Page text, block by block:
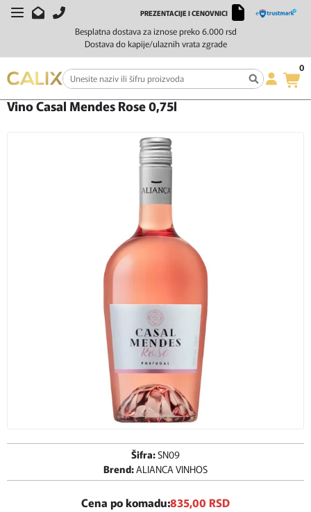
Besplatna dostava za iznose preko 6.000 rsd
Dostava do kapije/ulaznih vrata zgrade
PREZENTACIJE I CENOVNICI
0
Početna Vino Rose vino Vino Casal Mendes Rose 0,75l
Vino Casal Mendes Rose 0,75l
Šifra:SN09
Brend:ALIANCA VINHOS
Cena po komadu:835,00 RSD